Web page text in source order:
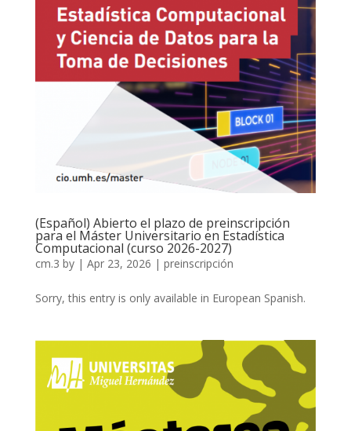
(Español) Abierto el plazo de preinscripción
para el Máster Universitario en Estadística
Computacional (curso 2026-2027)
cm.3 by | Apr 23, 2026 | preinscripción
Sorry, this entry is only available in European Spanish.